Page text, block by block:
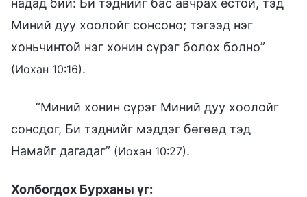
Миний дуу хоолойг сонсоно; тэгээд нэг
хоньчинтой нэг хонин сүрэг болох болно”
(Иохан 10:16).
“Миний хонин сүрэг Миний дуу хоолойг
сонсдог, Би тэднийг мэддэг бөгөөд тэд
Намайг дагадаг” (Иохан 10:27).
Холбогдох Бурханы үг: